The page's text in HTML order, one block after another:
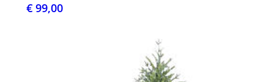
€ 99,00